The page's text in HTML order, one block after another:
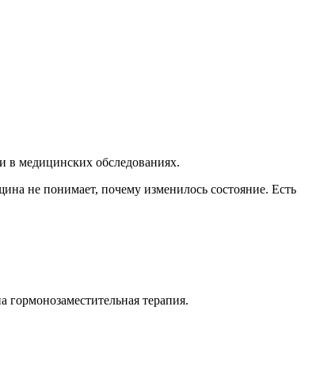
в медицинских обследованиях.
не понимает, почему изменилось состояние. Есть
терапия.